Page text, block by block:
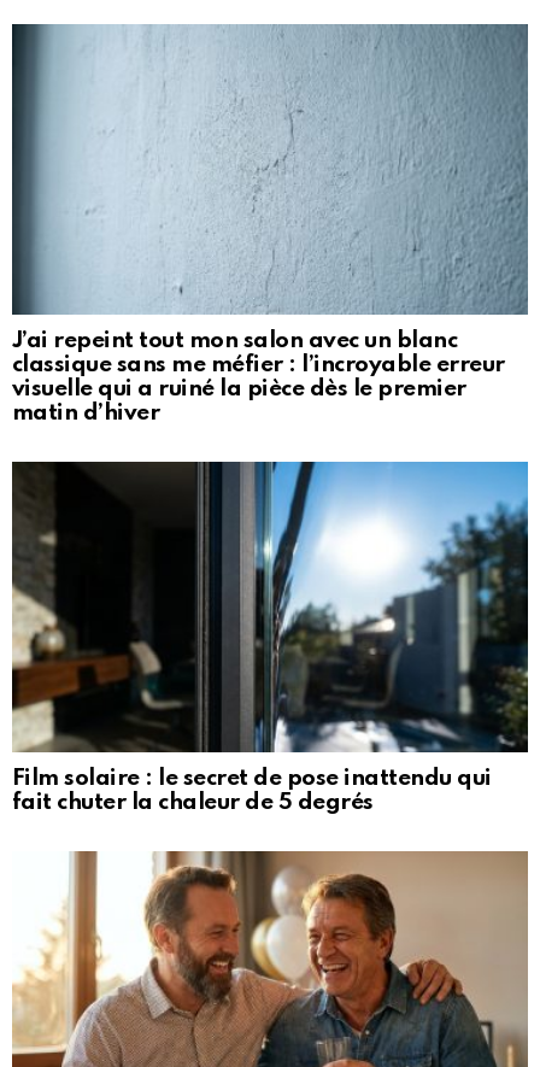
J’ai repeint tout mon salon avec un blanc
classique sans me méfier : l’incroyable erreur
visuelle qui a ruiné la pièce dès le premier
matin d’hiver
Film solaire : le secret de pose inattendu qui
fait chuter la chaleur de 5 degrés